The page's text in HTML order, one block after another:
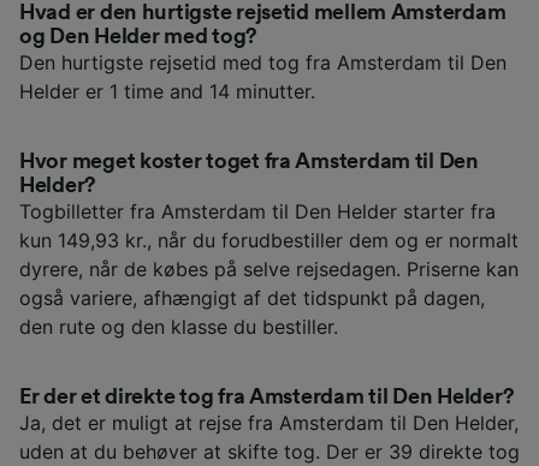
Hvad er den hurtigste rejsetid mellem Amsterdam
og Den Helder med tog?
Den hurtigste rejsetid med tog fra Amsterdam til Den
Helder er 1 time and 14 minutter.
Hvor meget koster toget fra Amsterdam til Den
Helder?
Togbilletter fra Amsterdam til Den Helder starter fra
kun 149,93 kr., når du forudbestiller dem og er normalt
dyrere, når de købes på selve rejsedagen. Priserne kan
også variere, afhængigt af det tidspunkt på dagen,
den rute og den klasse du bestiller.
Er der et direkte tog fra Amsterdam til Den Helder?
Ja, det er muligt at rejse fra Amsterdam til Den Helder,
uden at du behøver at skifte tog. Der er 39 direkte tog